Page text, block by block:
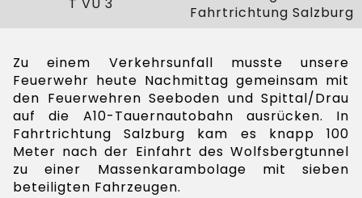
Fahrtrichtung Salzburg
Zu einem Verkehrsunfall musste unsere
Feuerwehr heute Nachmittag gemeinsam mit
den Feuerwehren Seeboden und Spittal/Drau
auf die A10-Tauernautobahn ausrücken. In
Fahrtrichtung Salzburg kam es knapp 100
Meter nach der Einfahrt des Wolfsbergtunnel
zu einer Massenkarambolage mit sieben
beteiligten Fahrzeugen.